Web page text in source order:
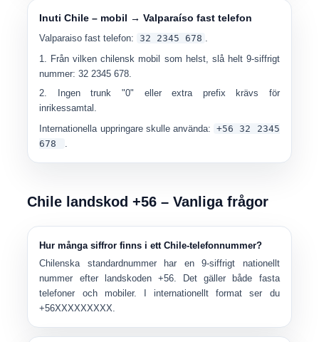
Inuti Chile – mobil → Valparaíso fast telefon
Valparaiso fast telefon: 32 2345 678 .
Från vilken chilensk mobil som helst, slå helt 9-siffrigt
nummer:32 2345 678.
Ingen trunk "0" eller extra prefix krävs för
inrikessamtal.
Internationella uppringare skulle använda:
+56 32 2345
678
.
Chile landskod +56 – Vanliga frågor
Hur många siffror finns i ett Chile-telefonnummer?
Chilenska standardnummer har en9-siffrigt nationellt
nummer efter landskoden +56. Det gäller både fasta
telefoner och mobiler. I internationellt format ser du
+56XXXXXXXXX.